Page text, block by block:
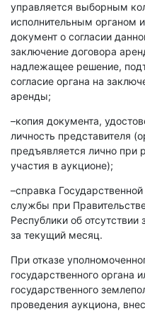
управляется выборным
исполнительным органом
документ о согласии
заключение договора
надлежащее решение,
согласие органа на
аренды;
–копия документа,
личность представителя
предъявляется лично при
участия в аукционе);
–справка
службы при
Республики об отсутствии
за текущий месяц.
При отказе
государственного органа
государственного
проведения аукциона,